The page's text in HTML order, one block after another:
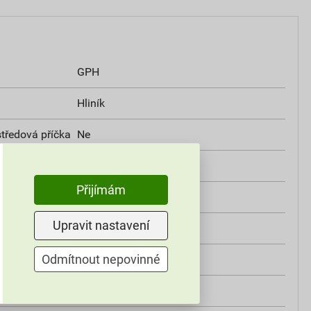
GPH
Hliník
příčka Ne
Ne
Ne
Ne
Přijímám
Upravit nastavení
Odmítnout nepovinné